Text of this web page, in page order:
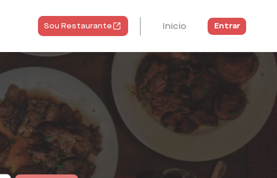
Sou Restaurante Início Entrar